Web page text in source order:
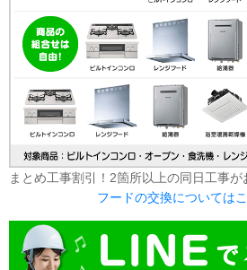
まとめ工事割引！2箇所以上の同日工事が
フードの交換については